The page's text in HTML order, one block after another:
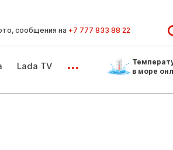
сообщения на +7 777 833 88 22
Lada TV ...
в море